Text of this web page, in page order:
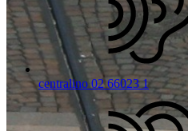
centralino 02 66023 1